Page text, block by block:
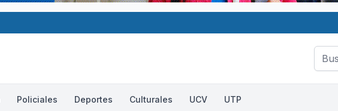
Policiales Deportes Culturales UCV UTP